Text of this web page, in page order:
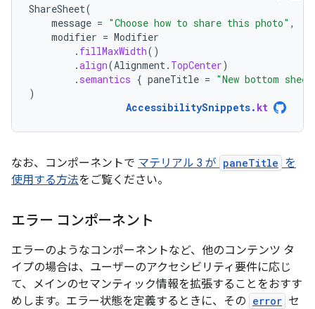
ShareSheet(
message = "Choose how to share this photo" ,
modifier = Modifier
. fillMaxWidth()
.align(Alignment . TopCenter)
. semantics { paneTitle = "New bottom
)
AccessibilitySnippets. kt
なお、コンポーネントで マテリアル 3 が paneTitle を
使用する方法をご覧ください。
エラー コンポーネント
エラーのようなコンポーネントなど、他のコンテンツ タ
イプの場合は、ユーザーのアクセシビリティ要件に応じ
て、メインのセマンティック情報を拡張することをおすす
めします。エラー状態を定義するときに、その error セ